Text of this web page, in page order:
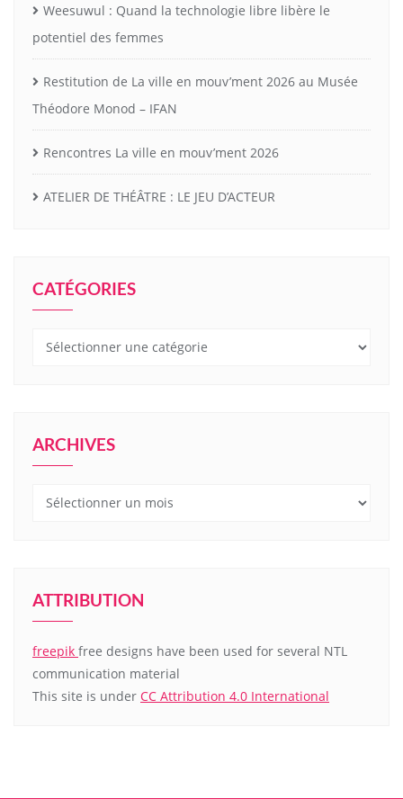
Weesuwul : Quand la technologie libre libère le
potentiel des femmes
Restitution de La ville en mouv’ment 2026 au Musée
Théodore Monod – IFAN
Rencontres La ville en mouv’ment 2026
ATELIER DE THÉÂTRE : LE JEU D’ACTEUR
CATÉGORIES
Catégories
ARCHIVES
Archives
ATTRIBUTION
freepik free designs have been used for several NTL
communication material
This site is under CC Attribution 4.0 International